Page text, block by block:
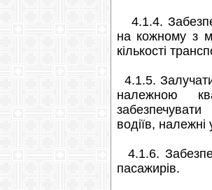
4.1.4.
на кожному з
кількості
4.1.5.
належною
водіїв,
4.1.6.
пасажирів.